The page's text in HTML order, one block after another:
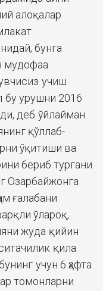
алоқалар
бунга
мудофаа
учиш
бу урушни 2016
деб ўйлайман.
қўллаб-
ўқитиши ва
бериб тургани
Озарбайжонга
ғалабани
ўлароқ,
жуда қийин
қила
учун 6 ҳафта
томонларни